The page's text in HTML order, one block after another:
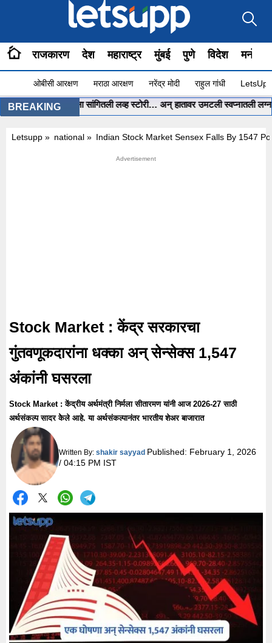
राजकारण देश महाराष्ट्र मुंबई पुणे विदेश
ओबीसी आरक्षण मराठा आरक्षण नरेंद्र मोदी राहुल गांधी
BREAKING
ChatGPT ला सांगितली लव्ह स्टोरी… अन् हातावर उमटली स्वप्नातली लग्नाची
Letsupp » national » Indian Stock Market Sensex Falls By 1547
Stock Market : केंद्र सरकारचा
गुंतवणूकदारांना धक्का अन् सेन्सेक्स 1,547
अंकांनी घसरला
Stock Market : केंद्रीय अर्थमंत्री निर्मला सीतारमण यांनी आज 2026-27 साठी
अर्थसंकल्प सादर केेले आहे. या अर्थसंकल्पानंतर भारतीय शेअर बाजारात
Written By:shakir sayyad Published: February 1, 2026
/ 04:15 PM IST